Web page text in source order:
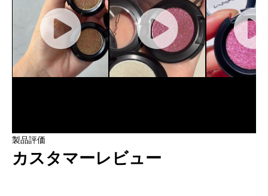
製品評価
カスタマーレビュー